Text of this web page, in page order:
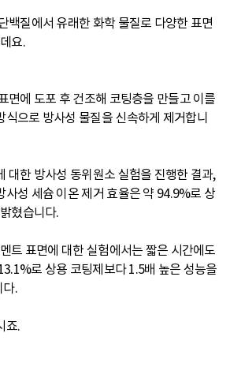
백질에서 유래한 화학 물질로 다양한 표면
요.
면에 도포 후 건조해 코팅층을 만들고 이를
으로 방사성 물질을 신속하게 제거합니
대한 방사성 동위원소 실험을 진행한 결과,
사성 세슘 이온 제거 효율은 약 94.9%로 상
혔습니다.
트 표면에 대한 실험에서는 짧은 시간에도
로 상용 코팅제보다 1.5배 높은 성능을
다.
죠.